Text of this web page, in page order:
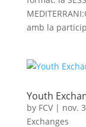
amb la
Youth
by FCV| nov.
Exchanges